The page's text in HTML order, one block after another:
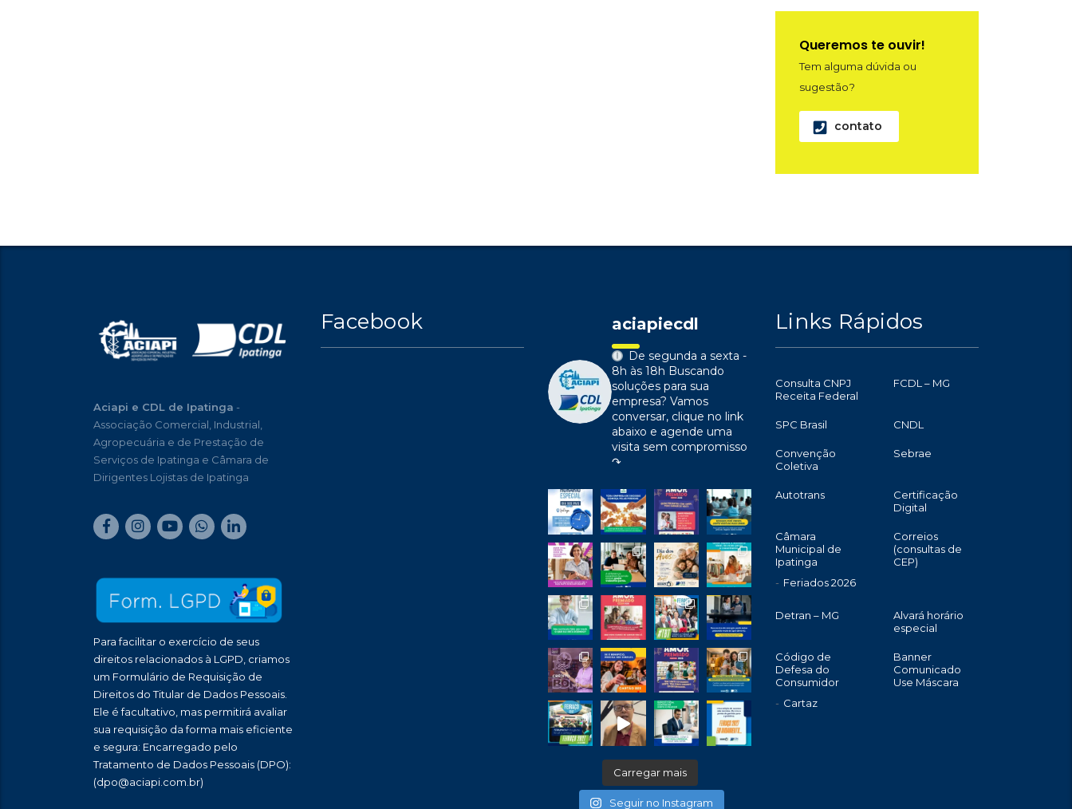
Queremos te ouvir!
Tem alguma dúvida ou
sugestão?
contato
Aciapi e CDL de Ipatinga -
Associação Comercial, Industrial,
Agropecuária e de Prestação de
Serviços de Ipatinga e Câmara de
Dirigentes Lojistas de Ipatinga
Para facilitar o exercício de seus
direitos relacionados à LGPD, criamos
um Formulário de Requisição de
Direitos do Titular de Dados Pessoais.
Ele é facultativo, mas permitirá avaliar
sua requisição da forma mais eficiente
e segura: Encarregado pelo
Tratamento de Dados Pessoais (DPO):
(dpo@aciapi.com.br)
Facebook aciapiecdl
De segunda a sexta -
8h às 18h Buscando
soluções para sua
empresa? Vamos
conversar, clique no link
abaixo e agende uma
visita sem compromisso
↷
Carregar mais
Seguir no Instagram
Links Rápidos
Consulta CNPJ
Receita Federal
FCDL – MG
SPC Brasil CNDL
Convenção
Coletiva
Sebrae
Autotrans
Certificação
Digital
Câmara
Municipal de
Ipatinga
Feriados 2026
Correios
(consultas de
CEP)
Detran – MG
Alvará horário
especial
Código de
Defesa do
Consumidor
Cartaz
Banner
Comunicado
Use Máscara